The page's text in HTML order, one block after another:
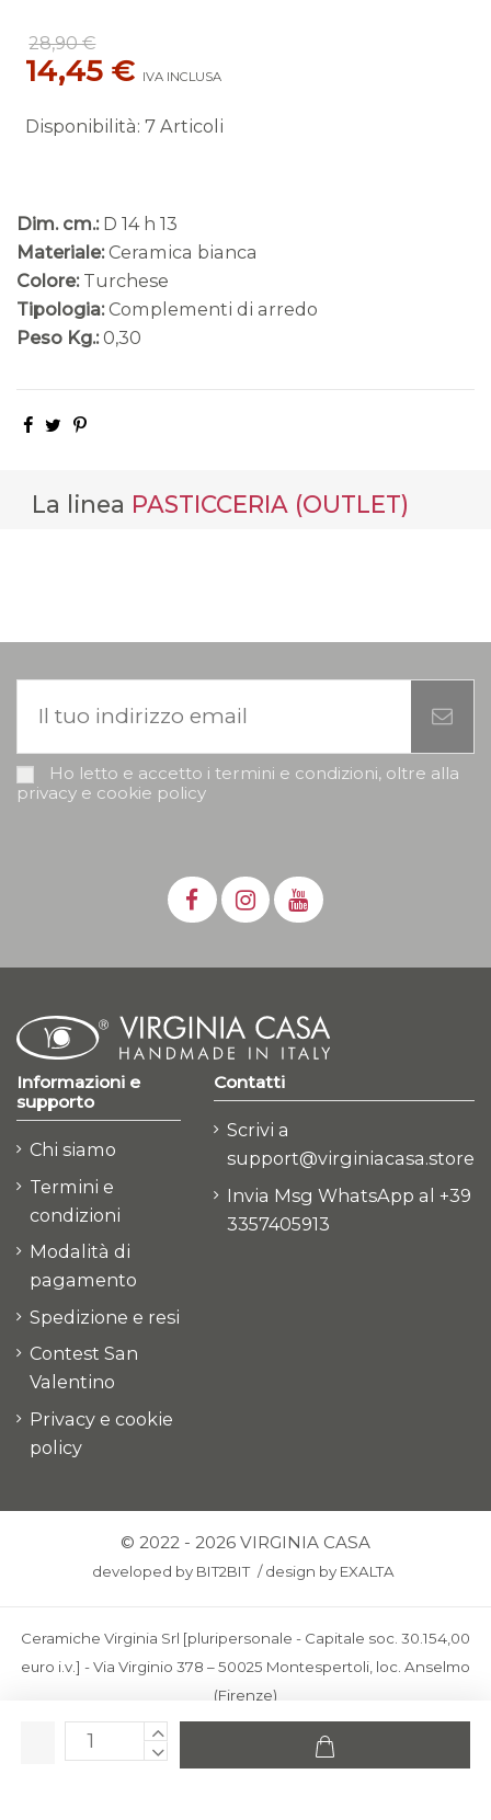
28,90 €
14,45 € IVA INCLUSA
Disponibilità: 7 Articoli
Dim. cm.: D 14 h 13
Materiale: Ceramica bianca
Colore: Turchese
Tipologia: Complementi di arredo
Peso Kg.: 0,30
La linea PASTICCERIA (OUTLET)
Ho letto e accetto i termini e condizioni, oltre alla
privacy e cookie policy
Informazioni e
supporto
Chi siamo
Termini e
condizioni
Modalità di
pagamento
Spedizione e resi
Contest San
Valentino
Privacy e cookie
policy
Contatti
Scrivi a
support@virginiacasa.store
Invia Msg WhatsApp al +39
3357405913
© 2022 - 2026 VIRGINIA CASA
developed by BIT2BIT /design by EXALTA
Ceramiche Virginia Srl [pluripersonale - Capitale soc. 30.154,00
euro i.v.] - Via Virginio 378 – 50025 Montespertoli, loc. Anselmo
(Firenze)
C.F. e P.IVA: IT00436100481 - REA: FI-227733 - PEC:
ceramichevirginia@pec.it